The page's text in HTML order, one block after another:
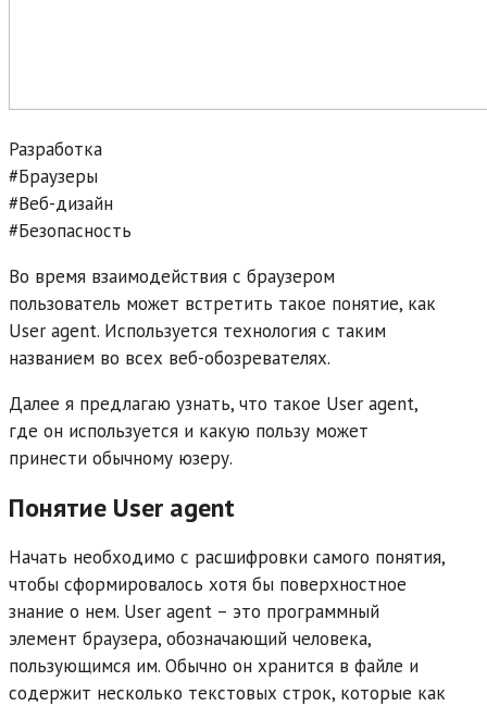
Разработка
#Браузеры
#Веб-дизайн
#Безопасность
Во время взаимодействия с браузером
пользователь может встретить такое понятие, как
User agent. Используется технология с таким
названием во всех веб-обозревателях.
Далее я предлагаю узнать, что такое User agent,
где он используется и какую пользу может
принести обычному юзеру.
Понятие User agent
Начать необходимо с расшифровки самого понятия,
чтобы сформировалось хотя бы поверхностное
знание о нем. User agent – это программный
элемент браузера, обозначающий человека,
пользующимся им. Обычно он хранится в файле и
содержит несколько текстовых строк, которые как